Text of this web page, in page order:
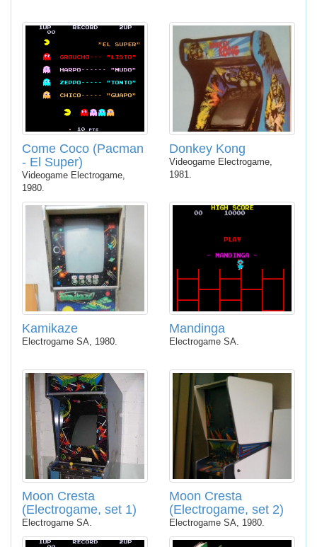
Come Coco (Pacman
- El Super)
Videogame Electrogame,
1980.
Donkey Kong
Videogame Electrogame,
1981.
Kamikaze
Electrogame SA, 1980.
Mandinga
Electrogame SA.
Moon Cresta
(Electrogame, set 1)
Electrogame SA.
Moon Cresta
(Electrogame, set 2)
Electrogame SA, 1980.